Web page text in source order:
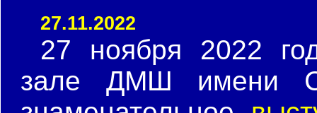
27.11.2022
27 ноября 2022
зале ДМШ имени